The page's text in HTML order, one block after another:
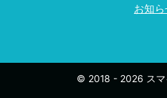
お知
© 2018 - 2026 スマ